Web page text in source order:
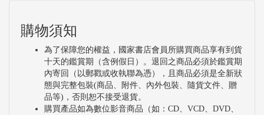
購物須知
為了保障您的權益，國家書店會員所購買商品享有到貨
十天的鑑賞期（含例假日）。退回之商品必須於鑑賞期
內寄回（以郵戳或收執聯為憑），且商品必須是全新狀
態與完整包裝(商品、附件、內外包裝、隨貨文件、贈
品等)，否則恕不接受退貨。
購買產品如為數位影音商品（如：CD、VCD、DVD、